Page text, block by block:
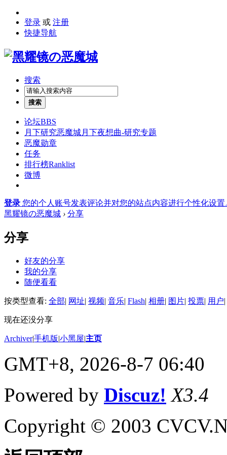
登录 或 注册
快捷导航
搜索
搜索
论坛BBS
月下研究恶魔城月下夜想曲-研究专题
恶魔勋章
任务
排行榜Ranklist
微博
登录 您的个人账号发表评论并对您的站点内容进行个性化设置
黑耀镜の恶魔城 › 分享
分享
好友的分享
我的分享
随便看看
按类型查看: 全部| 网址| 视频| 音乐| Flash| 相册| 图片| 投票| 用户|
现在还没分享
Archiver|手机版|小黑屋|主页
GMT+8, 2026-8-7 06:40
Powered by Discuz! X3.4
Copyright © 2003